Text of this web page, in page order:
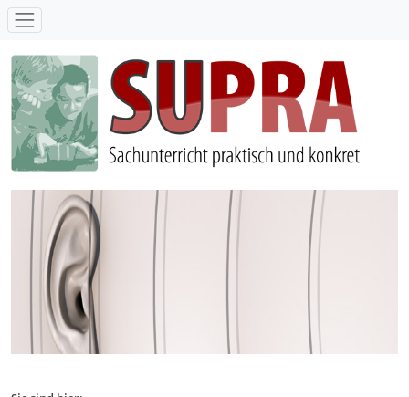
SUPRA - Sachunterricht praktisch und konkret